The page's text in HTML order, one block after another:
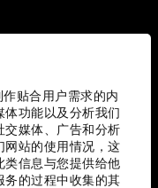
贴合用户需求的内
功能以及分析我们
交媒体、广告和分析
网站的使用情况，这
类信息与您提供给他
务的过程中收集的其